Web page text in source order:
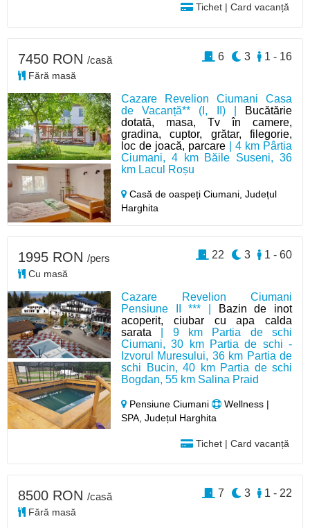
Tichet | Card vacanță
Cazare Revelion Ciumani Casa
de Vacanță** (I, II) |
Bucătărie
dotată, masa, Tv în camere,
gradina, cuptor, grătar, filegorie,
loc de joacă, parcare | 4 km Pârtia
Ciumani, 4 km Băile Suseni, 36
km Lacul Roșu
Casă de oaspeți Ciumani,Județul
Harghita
7450 RON /casă
Fără masă
1 - 16
3
6
Cazare Revelion Ciumani
Pensiune II *** |
Bazin de inot
acoperit, ciubar cu apa calda
sarata | 9 km Partia de schi
Ciumani, 30 km Partia de schi -
Izvorul Muresului, 36 km Partia de
schi Bucin, 40 km Partia de schi
Bogdan, 55 km Salina Praid
Pensiune Ciumani
Wellness |
SPA, Județul Harghita
Tichet | Card vacanță
1995 RON /pers
Cu masă
1 - 60
3
22
8500 RON /casă
Fără masă
1 - 22
3
7